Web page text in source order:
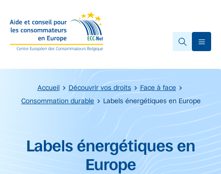
Accueil Découvrir vos droits
Face à face
Consommation durable
Labels énergétiques en Europe
Début du contenu principal.
Labels énergétiques en
Europe